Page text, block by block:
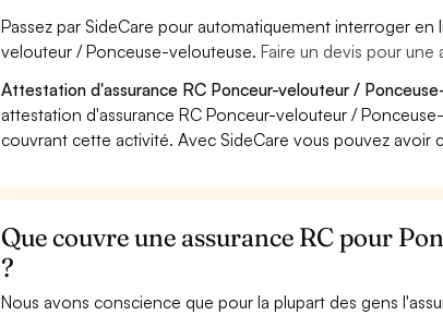
Passez par SideCare pour automatiquement interroger
velouteur / Ponceuse-velouteuse.Faire un devis pour
Attestation d'assurance RC Ponceur-velouteur /
attestation d'assurance RC Ponceur-velouteur /
couvrant cette activité. Avec SideCare vous pouvez
Que couvre une assurance RC pour
?
Nous avons conscience que pour la plupart des gens